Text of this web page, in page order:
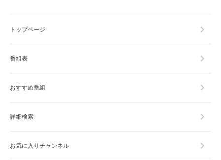
トップページ
番組表
おすすめ番組
詳細検索
お気に入りチャンネル